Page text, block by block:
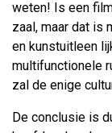
weten! Is een
zaal, maar dat is
en kunstuitleen
multifunctionele
zal de enige
De conclusie is